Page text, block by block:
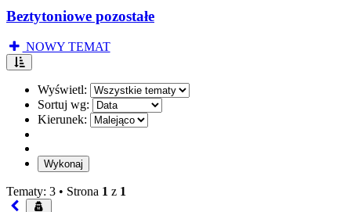
Beztytoniowe pozostałe
NOWY TEMAT
Wyświetl:
Sortuj wg:
Kierunek:
Tematy: 3 • Strona 1 z 1